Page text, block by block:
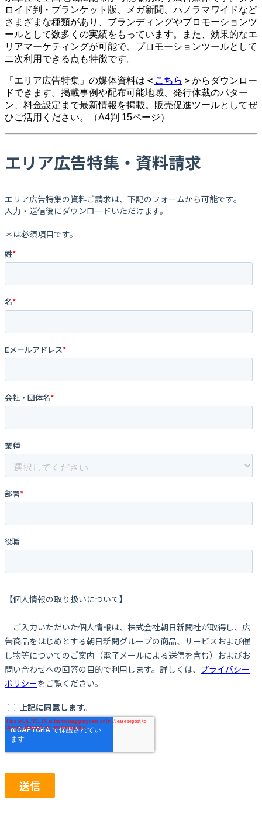
ロイド判・ブランケット版、メガ新聞、パノラマワイドなど
さまざまな種類があり、ブランディングやプロモーションツ
ールとして数多くの実績をもっています。また、効果的なエ
リアマーケティングが可能で、プロモーションツールとして
二次利用できる点も特徴です。
「エリア広告特集」の媒体資料は ＜ こちら ＞からダウンロー
ドできます。掲載事例や配布可能地域、発行体裁のパター
ン、料金設定まで最新情報を掲載。販売促進ツールとしてぜ
ひご活用ください。（A4判 15ページ）